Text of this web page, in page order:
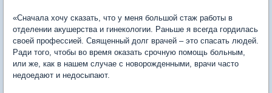
«Сначала хочу сказать, что у меня большой стаж работы в
отделении акушерства и гинекологии. Раньше я всегда гордилась
своей профессией. Священный долг врачей – это спасать людей.
Ради того, чтобы во время оказать срочную помощь больным,
или же, как в нашем случае с новорожденными, врачи часто
недоедают и недосыпают.